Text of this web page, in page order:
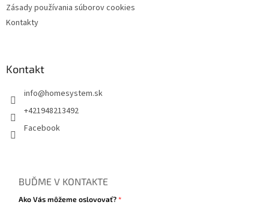
Zásady používania súborov cookies
Kontakty
Kontakt
info@homesystem.sk
+421948213492
Facebook
BUĎME V KONTAKTE
Ako Vás môžeme oslovovať?